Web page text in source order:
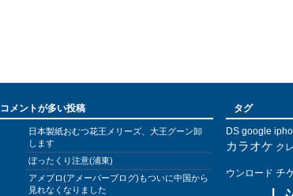
コメントが多い投稿
日本製紙おむつ花王メリーズ、大王グーン卸
します
ぼったくり注意(浦東)
アメブロ(アメーバーブログ)もついに中国から
見れなくなりました
タグ
DS google
カラオケ ク
ウンロード チ